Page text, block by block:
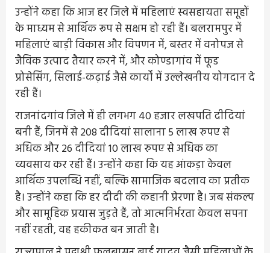
उन्होंने कहा कि आज हर जिले में महिलाएं स्वसहायता समूहों
के माध्यम से आर्थिक रूप से सक्षम हो रही हैं। बलरामपुर में
महिलाएं बाड़ी विकास और विपणन में, बस्तर में वनोपज से
जैविक उत्पाद तैयार करने में, और कोण्डागांव में फूड
प्रोसेसिंग, सिलाई-कढ़ाई जैसे कार्यों में उल्लेखनीय योगदान दे
रही हैं।
राजनांदगांव जिले में ही लगभग 40 हजार लखपति दीदियां
बनी हैं, जिनमें से 208 दीदियां सालाना 5 लाख रुपए से
अधिक और 26 दीदियां 10 लाख रुपए से अधिक का
व्यवसाय कर रही हैं। उन्होंने कहा कि यह आंकड़ा केवल
आर्थिक उपलब्धि नहीं, बल्कि सामाजिक बदलाव का प्रतीक
है। उन्होंने कहा कि हर दीदी की कहानी प्रेरणा है। जब संकल्प
और सामूहिक प्रयास जुड़ते हैं, तो आत्मनिर्भरता केवल सपना
नहीं रहती, वह हकीकत बन जाती है।